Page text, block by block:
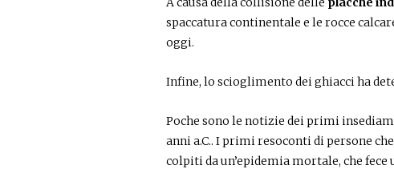
spaccatura continentale e le rocce
oggi.
Infine, lo scioglimento dei ghiacci ha
Poche sono le notizie dei primi
anni a.C.. I primi resoconti di persone
colpiti da un’epidemia mortale, che